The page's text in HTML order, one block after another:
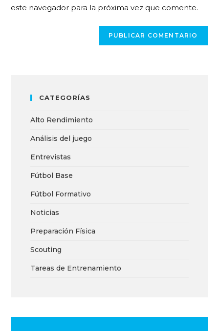
este navegador para la próxima vez que comente.
CATEGORÍAS
Alto Rendimiento
Análisis del juego
Entrevistas
Fútbol Base
Fútbol Formativo
Noticias
Preparación Física
Scouting
Tareas de Entrenamiento